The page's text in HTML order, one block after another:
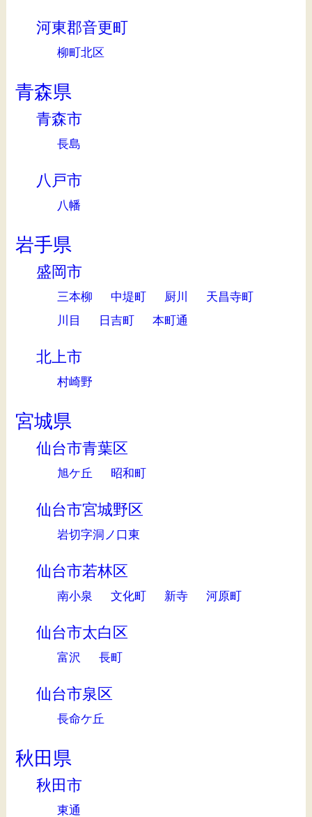
河東郡音更町
柳町北区
青森県
青森市
長島
八戸市
八幡
岩手県
盛岡市
三本柳 中堤町 厨川
天昌寺町
川目
日吉町 本町通
北上市
村崎野
宮城県
仙台市青葉区
旭ケ丘 昭和町
仙台市宮城野区
岩切字洞ノ口東
仙台市若林区
南小泉 文化町 新寺 河原町
仙台市太白区
富沢 長町
仙台市泉区
長命ケ丘
秋田県
秋田市
東通